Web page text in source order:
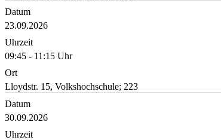
Datum
23.09.2026
Uhrzeit
09:45 - 11:15 Uhr
Ort
Lloydstr. 15, Volkshochschule; 223
Datum
30.09.2026
Uhrzeit